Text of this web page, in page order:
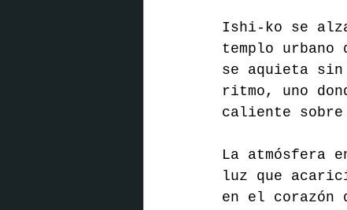
Ishi-ko se
templo urbano
se aquieta
ritmo, uno
caliente
La atmósfera
luz que
en el corazón